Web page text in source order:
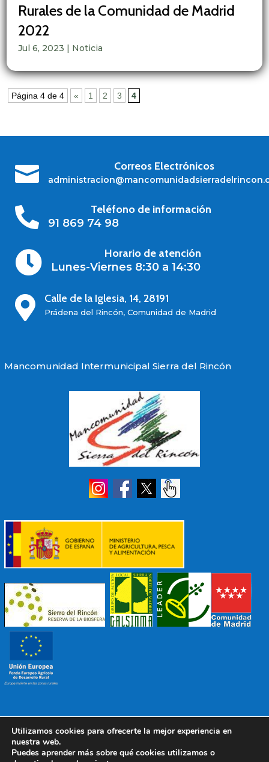
Rurales de la Comunidad de Madrid
2022
Jul 6, 2023 | Noticia
Página 4 de 4 « 1 2 3 4
 Correos Electrónicos

Teléfono de información
91 869 74 98

Horario de atención
Lunes-Viernes 8:30 a 14:30
 Calle de la Iglesia, 14, 28191
Prádena del Rincón, Comunidad de Madrid
Mancomunidad Intermunicipal Sierra del Rincón
© 2022 Mancomunidad Sierra del RicónDiseño EDB|
Todos los derechos reservados
Utilizamos cookies para ofrecerte la mejor experiencia en
nuestra web.
Puedes aprender más sobre qué cookies utilizamos o